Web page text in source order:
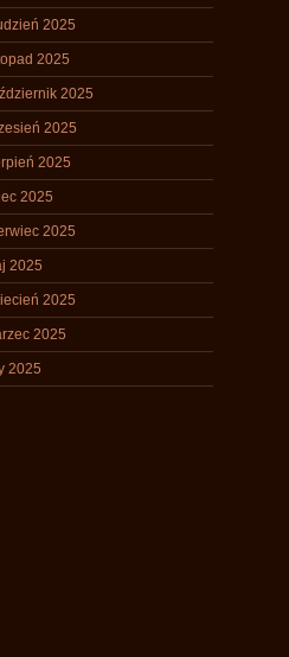
2025
2025
2025
2025
2025
2025
2025
2025
2025
2025
2025